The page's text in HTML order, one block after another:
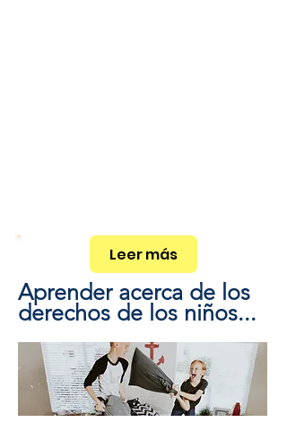
Leer más
Aprender acerca de los
derechos de los niños...